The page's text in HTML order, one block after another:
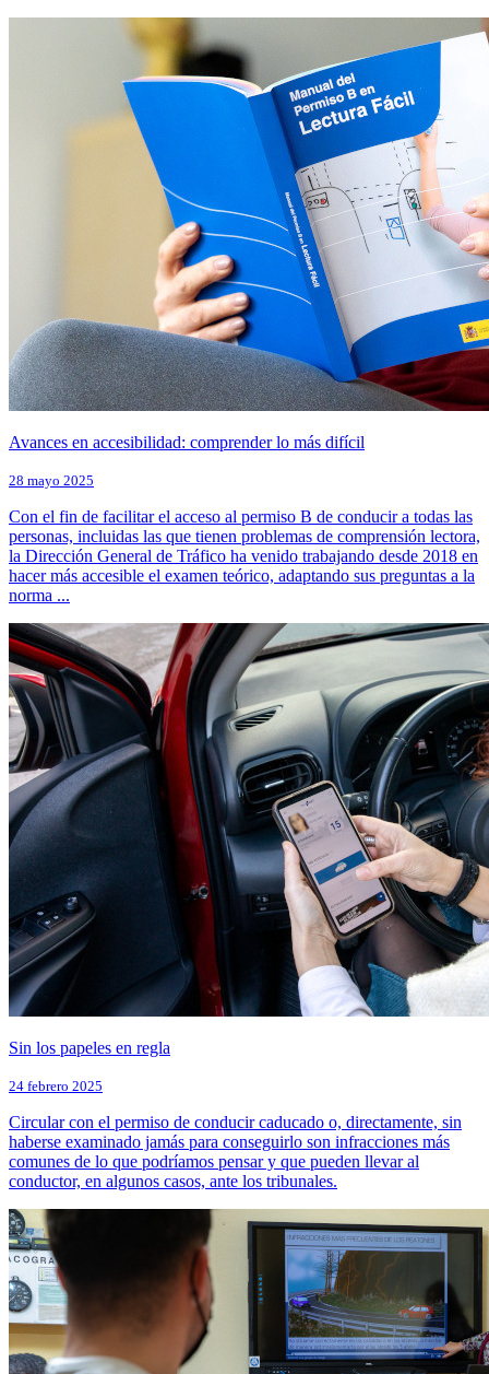
Avances en accesibilidad: comprender lo más difícil
28 mayo 2025
Con el fin de facilitar el acceso al permiso B de conducir a todas las
personas, incluidas las que tienen problemas de comprensión lectora,
la Dirección General de Tráfico ha venido trabajando desde 2018 en
hacer más accesible el examen teórico, adaptando sus preguntas a la
norma ...
Sin los papeles en regla
24 febrero 2025
Circular con el permiso de conducir caducado o, directamente, sin
haberse examinado jamás para conseguirlo son infracciones más
comunes de lo que podríamos pensar y que pueden llevar al
conductor, en algunos casos, ante los tribunales.